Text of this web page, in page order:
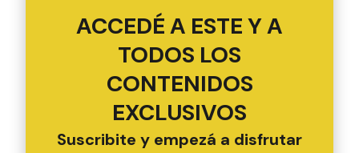
ACCEDÉ A ESTE Y A
TODOS LOS
CONTENIDOS
EXCLUSIVOS
Suscribite y empezá a disfrutar